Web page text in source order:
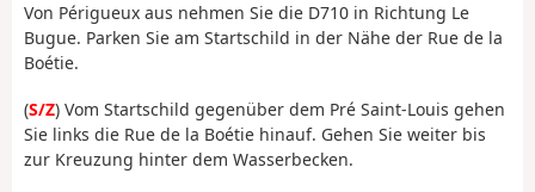
Von Périgueux aus nehmen Sie die D710 in Richtung Le
Bugue. Parken Sie am Startschild in der Nähe der Rue de la
Boétie.
(S/Z) Vom Startschild gegenüber dem Pré Saint-Louis gehen
Sie links die Rue de la Boétie hinauf. Gehen Sie weiter bis
zur Kreuzung hinter dem Wasserbecken.